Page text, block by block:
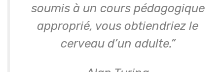
soumis à un cours pédagogique
approprié, vous obtiendriez le
cerveau d’un adulte.”